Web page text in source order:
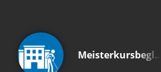
Meisterkursbegl…